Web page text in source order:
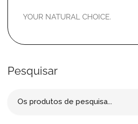
YOUR NATURAL CHOICE.
Pesquisar